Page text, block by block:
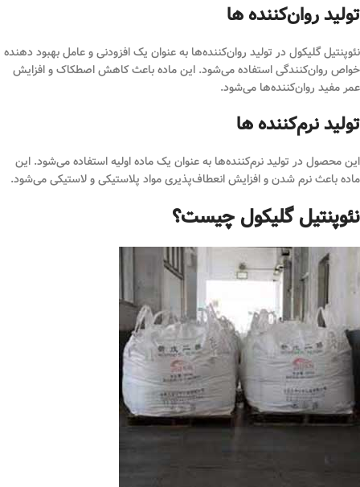
تولید روان‌کننده‌ ها
نئوپنتیل گلیکول در تولید روان‌کننده‌ها به عنوان یک افزودنی و عامل بهبود دهنده
خواص روان‌کنندگی استفاده می‌شود. این ماده باعث کاهش اصطکاک و افزایش
عمر مفید روان‌کننده‌ها می‌شود.
تولید نرم‌کننده‌ ها
این محصول در تولید نرم‌کننده‌ها به عنوان یک ماده اولیه استفاده می‌شود. این
ماده باعث نرم شدن و افزایش انعطاف‌پذیری مواد پلاستیکی و لاستیکی می‌شود.
نئوپنتیل گلیکول چیست؟